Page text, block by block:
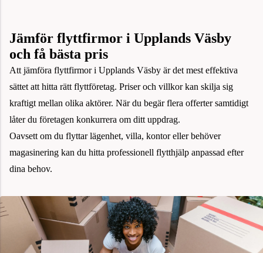
Jämför flyttfirmor i Upplands Väsby
och få bästa pris
Att jämföra flyttfirmor i Upplands Väsby är det mest effektiva
sättet att hitta rätt flyttföretag. Priser och villkor kan skilja sig
kraftigt mellan olika aktörer. När du begär flera offerter samtidigt
låter du företagen konkurrera om ditt uppdrag.
Oavsett om du flyttar lägenhet, villa, kontor eller behöver
magasinering kan du hitta professionell flytthjälp anpassad efter
dina behov.